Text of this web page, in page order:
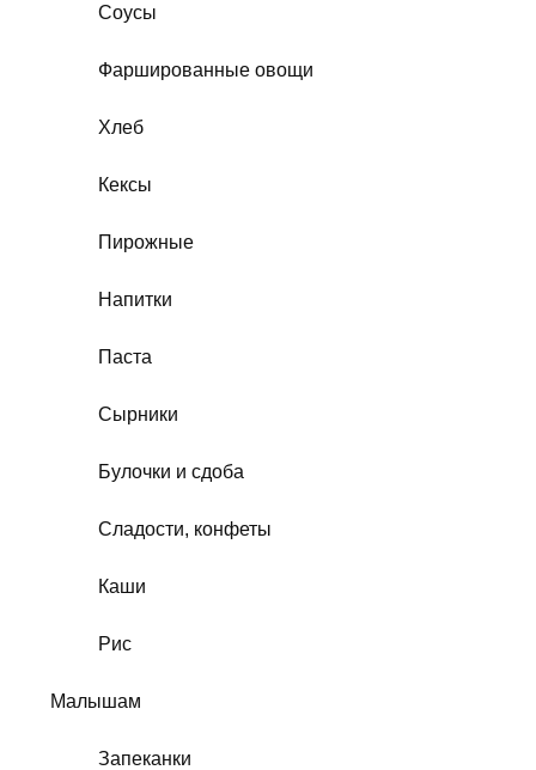
Соусы
Фаршированные овощи
Хлеб
Кексы
Пирожные
Напитки
Паста
Сырники
Булочки и сдоба
Сладости, конфеты
Каши
Рис
Малышам
Запеканки